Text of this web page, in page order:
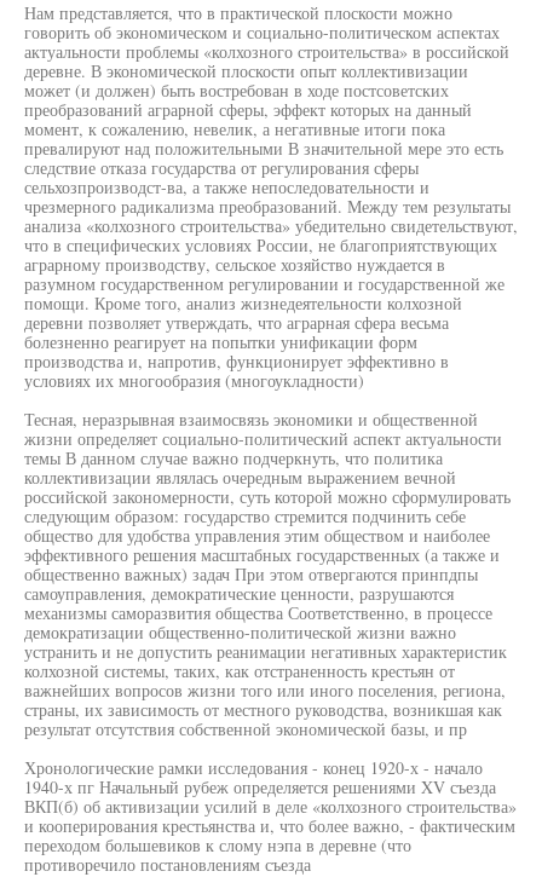
Нам представляется, что в практической плоскости можно
говорить об экономическом и социально-политическом аспектах
актуальности проблемы «колхозного строительства» в российской
деревне. В экономической плоскости опыт коллективизации
может (и должен) быть востребован в ходе постсоветских
преобразований аграрной сферы, эффект которых на данный
момент, к сожалению, невелик, а негативные итоги пока
превалируют над положительными В значительной мере это есть
следствие отказа государства от регулирования сферы
сельхозпроизводст-ва, а также непоследовательности и
чрезмерного радикализма преобразований. Между тем результаты
анализа «колхозного строительства» убедительно свидетельствуют,
что в специфических условиях России, не благоприятствующих
аграрному производству, сельское хозяйство нуждается в
разумном государственном регулировании и государственной же
помощи. Кроме того, анализ жизнедеятельности колхозной
деревни позволяет утверждать, что аграрная сфера весьма
болезненно реагирует на попытки унификации форм
производства и, напротив, функционирует эффективно в
условиях их многообразия (многоукладности)
Тесная, неразрывная взаимосвязь экономики и общественной
жизни определяет социально-политический аспект актуальности
темы В данном случае важно подчеркнуть, что политика
коллективизации являлась очередным выражением вечной
российской закономерности, суть которой можно сформулировать
следующим образом: государство стремится подчинить себе
общество для удобства управления этим обществом и наиболее
эффективного решения масштабных государственных (а также и
общественно важных) задач При этом отвергаются принпдпы
самоуправления, демократические ценности, разрушаются
механизмы саморазвития общества Соответственно, в процессе
демократизации общественно-политической жизни важно
устранить и не допустить реанимации негативных характеристик
колхозной системы, таких, как отстраненность крестьян от
важнейших вопросов жизни того или иного поселения, региона,
страны, их зависимость от местного руководства, возникшая как
результат отсутствия собственной экономической базы, и пр
Хронологические рамки исследования - конец 1920-х - начало
1940-х пг Начальный рубеж определяется решениями XV съезда
ВКП(б) об активизации усилий в деле «колхозного строительства»
и кооперирования крестьянства и, что более важно, - фактическим
переходом большевиков к слому нэпа в деревне (что
противоречило постановлениям съезда